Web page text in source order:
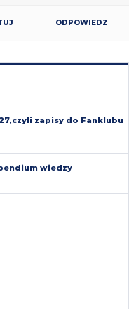
ODPOWIEDZ
27,czyli zapisy do Fanklubu
wiedzy